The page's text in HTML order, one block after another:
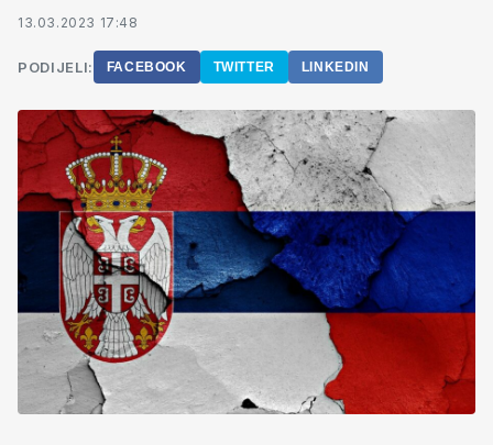
13.03.2023 17:48
PODIJELI: FACEBOOK TWITTER LINKEDIN